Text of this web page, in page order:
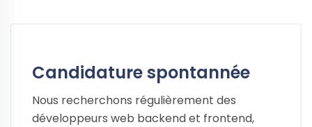
Candidature spontannée
Nous recherchons régulièrement des
développeurs web backend et frontend,